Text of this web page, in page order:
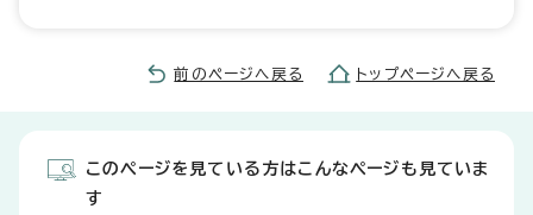
前のページへ戻る トップページへ戻る
このページを見ている方はこんなページも見ていま
す